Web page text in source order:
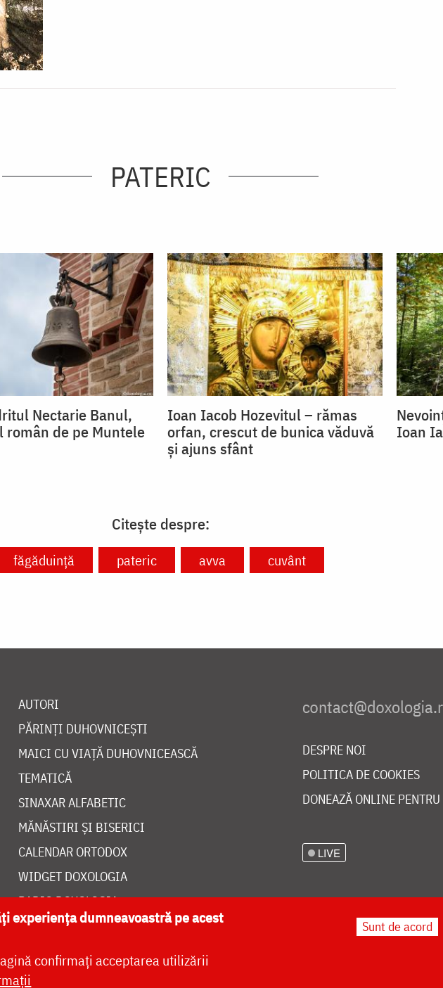
PATERIC
Nectarie Banul,
român de pe Muntele
Ioan Iacob Hozevitul – rămas
orfan, crescut de bunica văduvă
și ajuns sfânt
Ioan
Citește despre:
făgăduință pateric avva cuvânt
AUTORI
PĂRINȚI DUHOVNICEȘTI
MAICI CU VIAȚĂ DUHOVNICEASCĂ
TEMATICĂ
SINAXAR ALFABETIC
MĂNĂSTIRI ȘI BISERICI
CALENDAR ORTODOX
WIDGET DOXOLOGIA
RADIO DOXOLOGIA
DESPRE NOI
POLITICA DE COOKIES
DONEAZĂ ONLINE
LIVE
experiența dumneavoastră pe acest
confirmați acceptarea utilizării
Sunt de acord